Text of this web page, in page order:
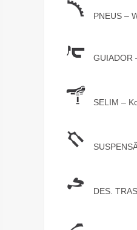
PNEUS –
GUIADOR
SELIM –
DES.